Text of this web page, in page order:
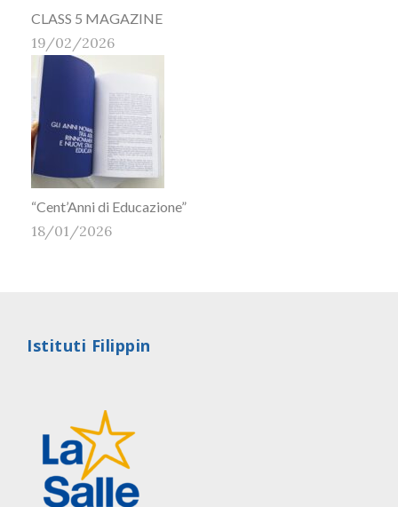
CLASS 5 MAGAZINE
19/02/2026
“Cent’Anni di Educazione”
18/01/2026
Istituti Filippin